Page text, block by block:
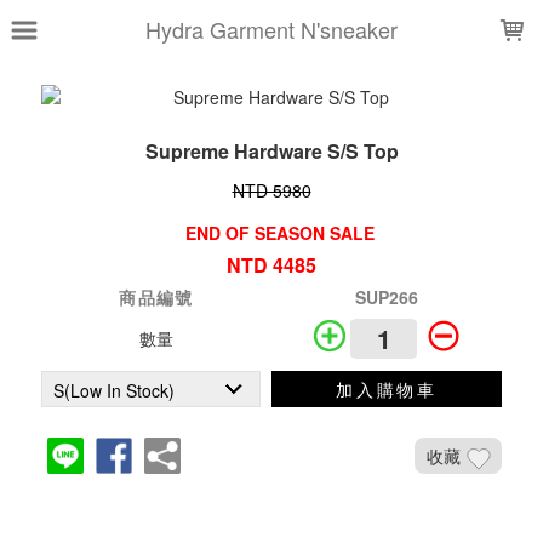
Hydra Garment N'sneaker
Supreme Hardware S/S Top
NTD 5980
END OF SEASON SALE
NTD 4485
商品編號
SUP266
數量
加入購物車
收藏